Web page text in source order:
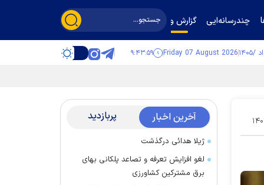
چندرسانه‌ایی گزارش و گفت‌وگو
Friday 07 August 2026 ۹:۴۴:۰۰
۲۶ آخرین اخبار پربازدید
ژیلا هدائی درگذشت
لغو افزایش تعرفه و تصاعد پلکانی بهای
برق مشترکین کشاورزی